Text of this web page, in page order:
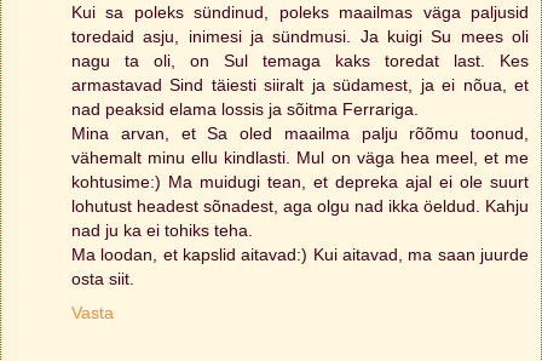
Kui sa poleks sündinud, poleks maailmas väga paljusid
toredaid asju, inimesi ja sündmusi. Ja kuigi Su mees oli
nagu ta oli, on Sul temaga kaks toredat last. Kes
armastavad Sind täiesti siiralt ja südamest, ja ei nõua, et
nad peaksid elama lossis ja sõitma Ferrariga.
Mina arvan, et Sa oled maailma palju rõõmu toonud,
vähemalt minu ellu kindlasti. Mul on väga hea meel, et me
kohtusime:) Ma muidugi tean, et depreka ajal ei ole suurt
lohutust headest sõnadest, aga olgu nad ikka öeldud. Kahju
nad ju ka ei tohiks teha.
Ma loodan, et kapslid aitavad:) Kui aitavad, ma saan juurde
osta siit.
Vasta